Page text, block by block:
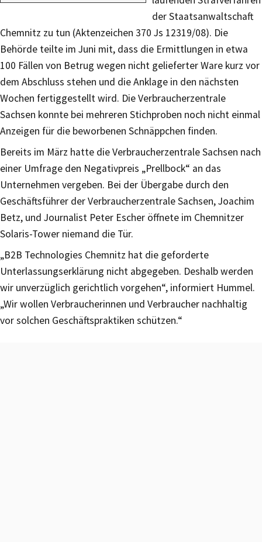
der Staatsanwaltschaft
Chemnitz zu tun (Aktenzeichen 370 Js 12319/08). Die
Behörde teilte im Juni mit, dass die Ermittlungen in etwa
100 Fällen von Betrug wegen nicht gelieferter Ware kurz vor
dem Abschluss stehen und die Anklage in den nächsten
Wochen fertiggestellt wird. Die Verbraucherzentrale
Sachsen konnte bei mehreren Stichproben noch nicht einmal
Anzeigen für die beworbenen Schnäppchen finden.
Bereits im März hatte die Verbraucherzentrale Sachsen nach
einer Umfrage den Negativpreis „Prellbock“ an das
Unternehmen vergeben. Bei der Übergabe durch den
Geschäftsführer der Verbraucherzentrale Sachsen, Joachim
Betz, und Journalist Peter Escher öffnete im Chemnitzer
Solaris-Tower niemand die Tür.
„B2B Technologies Chemnitz hat die geforderte
Unterlassungserklärung nicht abgegeben. Deshalb werden
wir unverzüglich gerichtlich vorgehen“, informiert Hummel.
„Wir wollen Verbraucherinnen und Verbraucher nachhaltig
vor solchen Geschäftspraktiken schützen.“